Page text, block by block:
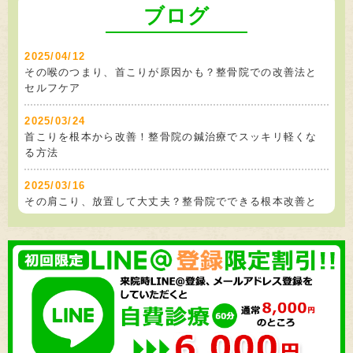
ラグビーをしていて首を痛めた方を施術しました
2025/11/21
首を痛めた方を施術しました
2025/11/14
交通事故で肩と腰を痛めた方を施術しました
2025/11/06
交通事故で首を痛めた方を施術しました
2025/10/31
2025/10/24
筋トレで腰を痛めた方を施術しました
2025/10/17
柔術で肘を痛めてしまった方を施術しました
ブログ
2025/04/12
その喉のつまり、首こりが原因かも？整骨院での改善法と
セルフケア
2025/03/24
首こりを根本から改善！整骨院の鍼治療でスッキリ軽くな
る方法
2025/03/16
その肩こり、放置して大丈夫？整骨院でできる根本改善と
セルフケア
2025/03/12
目の疲れと肩こりの関係とは？整骨院でのケアとセルフ対
策
2025/03/08
肩こりと背中の痛みをスッキリ解消！整骨院でのケアと自
宅でできる対策